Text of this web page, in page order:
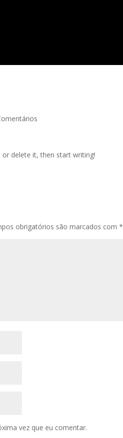
delete it, then start writing!
obrigatórios são marcados com*
vez que eu comentar.